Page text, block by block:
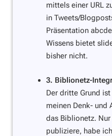
mittels einer URL
in Tweets/
Präsentation
Wissens bietet
bisher nicht.
3. Biblionetz-
Der dritte Grund
meinen Denk- und
das Biblionetz.
publiziere, habe